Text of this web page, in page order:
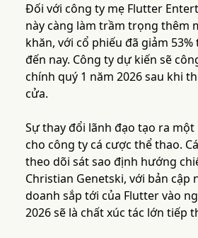
Đối với công ty mẹ Flutter
này càng làm trầm trọng thêm
khăn, với cổ phiếu đã giảm
đến nay. Công ty dự kiến sẽ
chính quý 1 năm 2026 sau khi
cửa.
Sự thay đổi lãnh đạo tạo ra
cho công ty cá cược thể thao.
theo dõi sát sao định hướng
Christian Genetski, với bản cập
doanh sắp tới của Flutter vào
2026 sẽ là chất xúc tác lớn tiếp